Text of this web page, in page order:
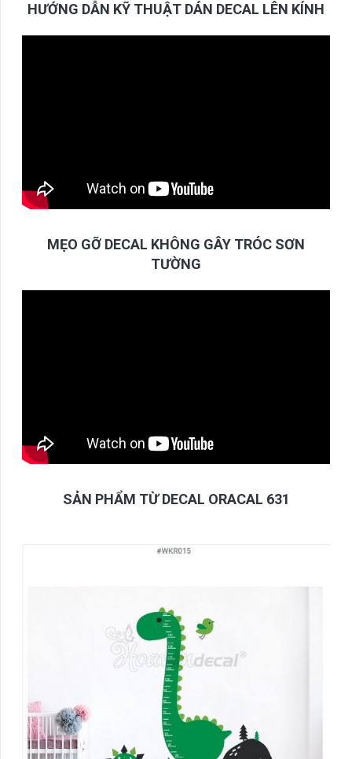
HƯỚNG DẪN KỸ THUẬT DÁN DECAL LÊN KÍNH
MẸO GỠ DECAL KHÔNG GÂY TRÓC SƠN
TƯỜNG
SẢN PHẨM TỪ DECAL ORACAL 631